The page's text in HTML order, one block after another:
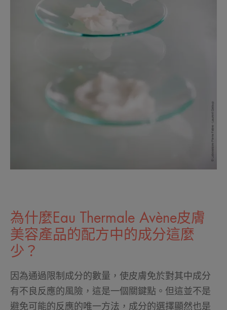
為什麼Eau Thermale Avène皮膚
美容產品的配方中的成分這麼
少？
因為通過限制成分的數量，使皮膚免於對其中成分
有不良反應的風險，這是一個關鍵點。但這並不是
避免可能的反應的唯一方法，成分的選擇顯然也是